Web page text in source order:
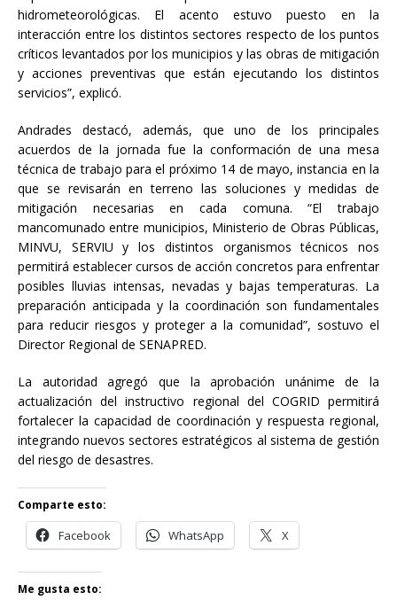
hidrometeorológicas. El acento estuvo puesto en la
interacción entre los distintos sectores respecto de los puntos
críticos levantados por los municipios y las obras de mitigación
y acciones preventivas que están ejecutando los distintos
servicios”, explicó.
Andrades destacó, además, que uno de los principales
acuerdos de la jornada fue la conformación de una mesa
técnica de trabajo para el próximo 14 de mayo, instancia en la
que se revisarán en terreno las soluciones y medidas de
mitigación necesarias en cada comuna. “El trabajo
mancomunado entre municipios, Ministerio de Obras Públicas,
MINVU, SERVIU y los distintos organismos técnicos nos
permitirá establecer cursos de acción concretos para enfrentar
posibles lluvias intensas, nevadas y bajas temperaturas. La
preparación anticipada y la coordinación son fundamentales
para reducir riesgos y proteger a la comunidad”, sostuvo el
Director Regional de SENAPRED.
La autoridad agregó que la aprobación unánime de la
actualización del instructivo regional del COGRID permitirá
fortalecer la capacidad de coordinación y respuesta regional,
integrando nuevos sectores estratégicos al sistema de gestión
del riesgo de desastres.
Comparte esto:
Facebook WhatsApp X
Me gusta esto: